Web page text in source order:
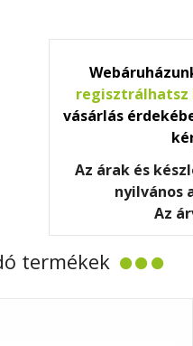
vásárlás
Az árak és
nyilvános
Az
termékek